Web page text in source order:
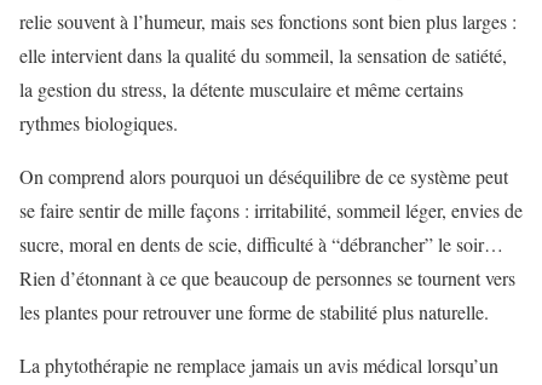
relie souvent à l’humeur, mais ses fonctions sont bien plus larges :
elle intervient dans la qualité du sommeil, la sensation de satiété,
la gestion du stress, la détente musculaire et même certains
rythmes biologiques.
On comprend alors pourquoi un déséquilibre de ce système peut
se faire sentir de mille façons : irritabilité, sommeil léger, envies de
sucre, moral en dents de scie, difficulté à “débrancher” le soir…
Rien d’étonnant à ce que beaucoup de personnes se tournent vers
les plantes pour retrouver une forme de stabilité plus naturelle.
La phytothérapie ne remplace jamais un avis médical lorsqu’un